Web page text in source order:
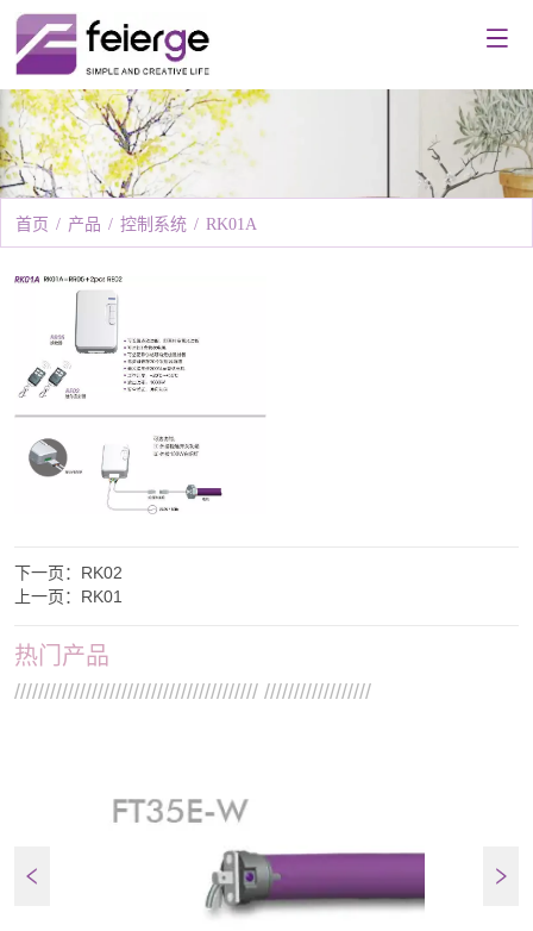
首页 / 产品 / 控制系统 / RK01A
下一页： RK02
上一页： RK01
热门产品
///////////////////////////////////////// //////////////////